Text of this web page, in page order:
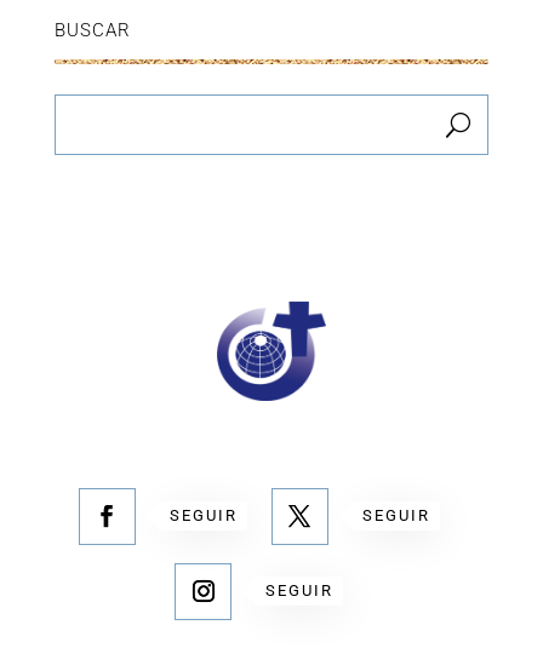
BUSCAR
SEGUIR SEGUIR
SEGUIR